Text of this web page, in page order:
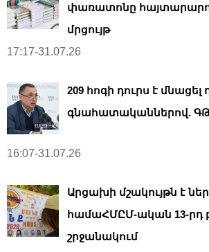
փառատոնը
մրցույթ
17:17-31.07.26
209 հոգի դուրս է
գնահատականներով.
16:07-31.07.26
Արցախի մշակույթն է
համաՀՄԸՄ-ական 13-րդ
շրջանակում